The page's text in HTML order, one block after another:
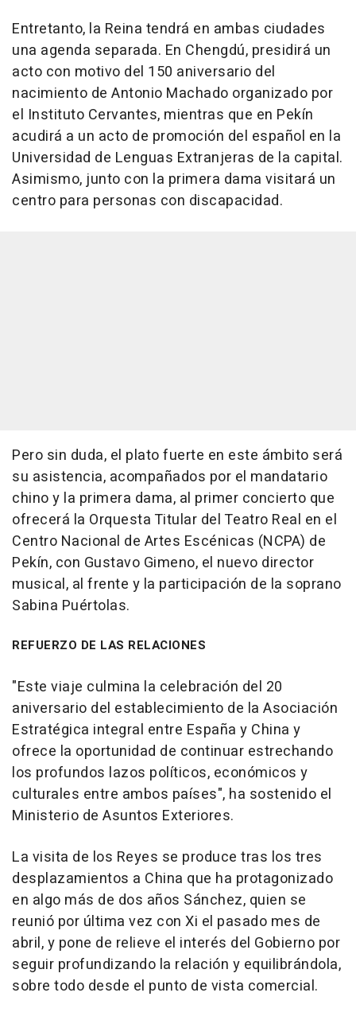
Entretanto, la Reina tendrá en ambas ciudades
una agenda separada. En Chengdú, presidirá un
acto con motivo del 150 aniversario del
nacimiento de Antonio Machado organizado por
el Instituto Cervantes, mientras que en Pekín
acudirá a un acto de promoción del español en la
Universidad de Lenguas Extranjeras de la capital.
Asimismo, junto con la primera dama visitará un
centro para personas con discapacidad.
Pero sin duda, el plato fuerte en este ámbito será
su asistencia, acompañados por el mandatario
chino y la primera dama, al primer concierto que
ofrecerá la Orquesta Titular del Teatro Real en el
Centro Nacional de Artes Escénicas (NCPA) de
Pekín, con Gustavo Gimeno, el nuevo director
musical, al frente y la participación de la soprano
Sabina Puértolas.
REFUERZO DE LAS RELACIONES
"Este viaje culmina la celebración del 20
aniversario del establecimiento de la Asociación
Estratégica integral entre España y China y
ofrece la oportunidad de continuar estrechando
los profundos lazos políticos, económicos y
culturales entre ambos países", ha sostenido el
Ministerio de Asuntos Exteriores.
La visita de los Reyes se produce tras los tres
desplazamientos a China que ha protagonizado
en algo más de dos años Sánchez, quien se
reunió por última vez con Xi el pasado mes de
abril, y pone de relieve el interés del Gobierno por
seguir profundizando la relación y equilibrándola,
sobre todo desde el punto de vista comercial.